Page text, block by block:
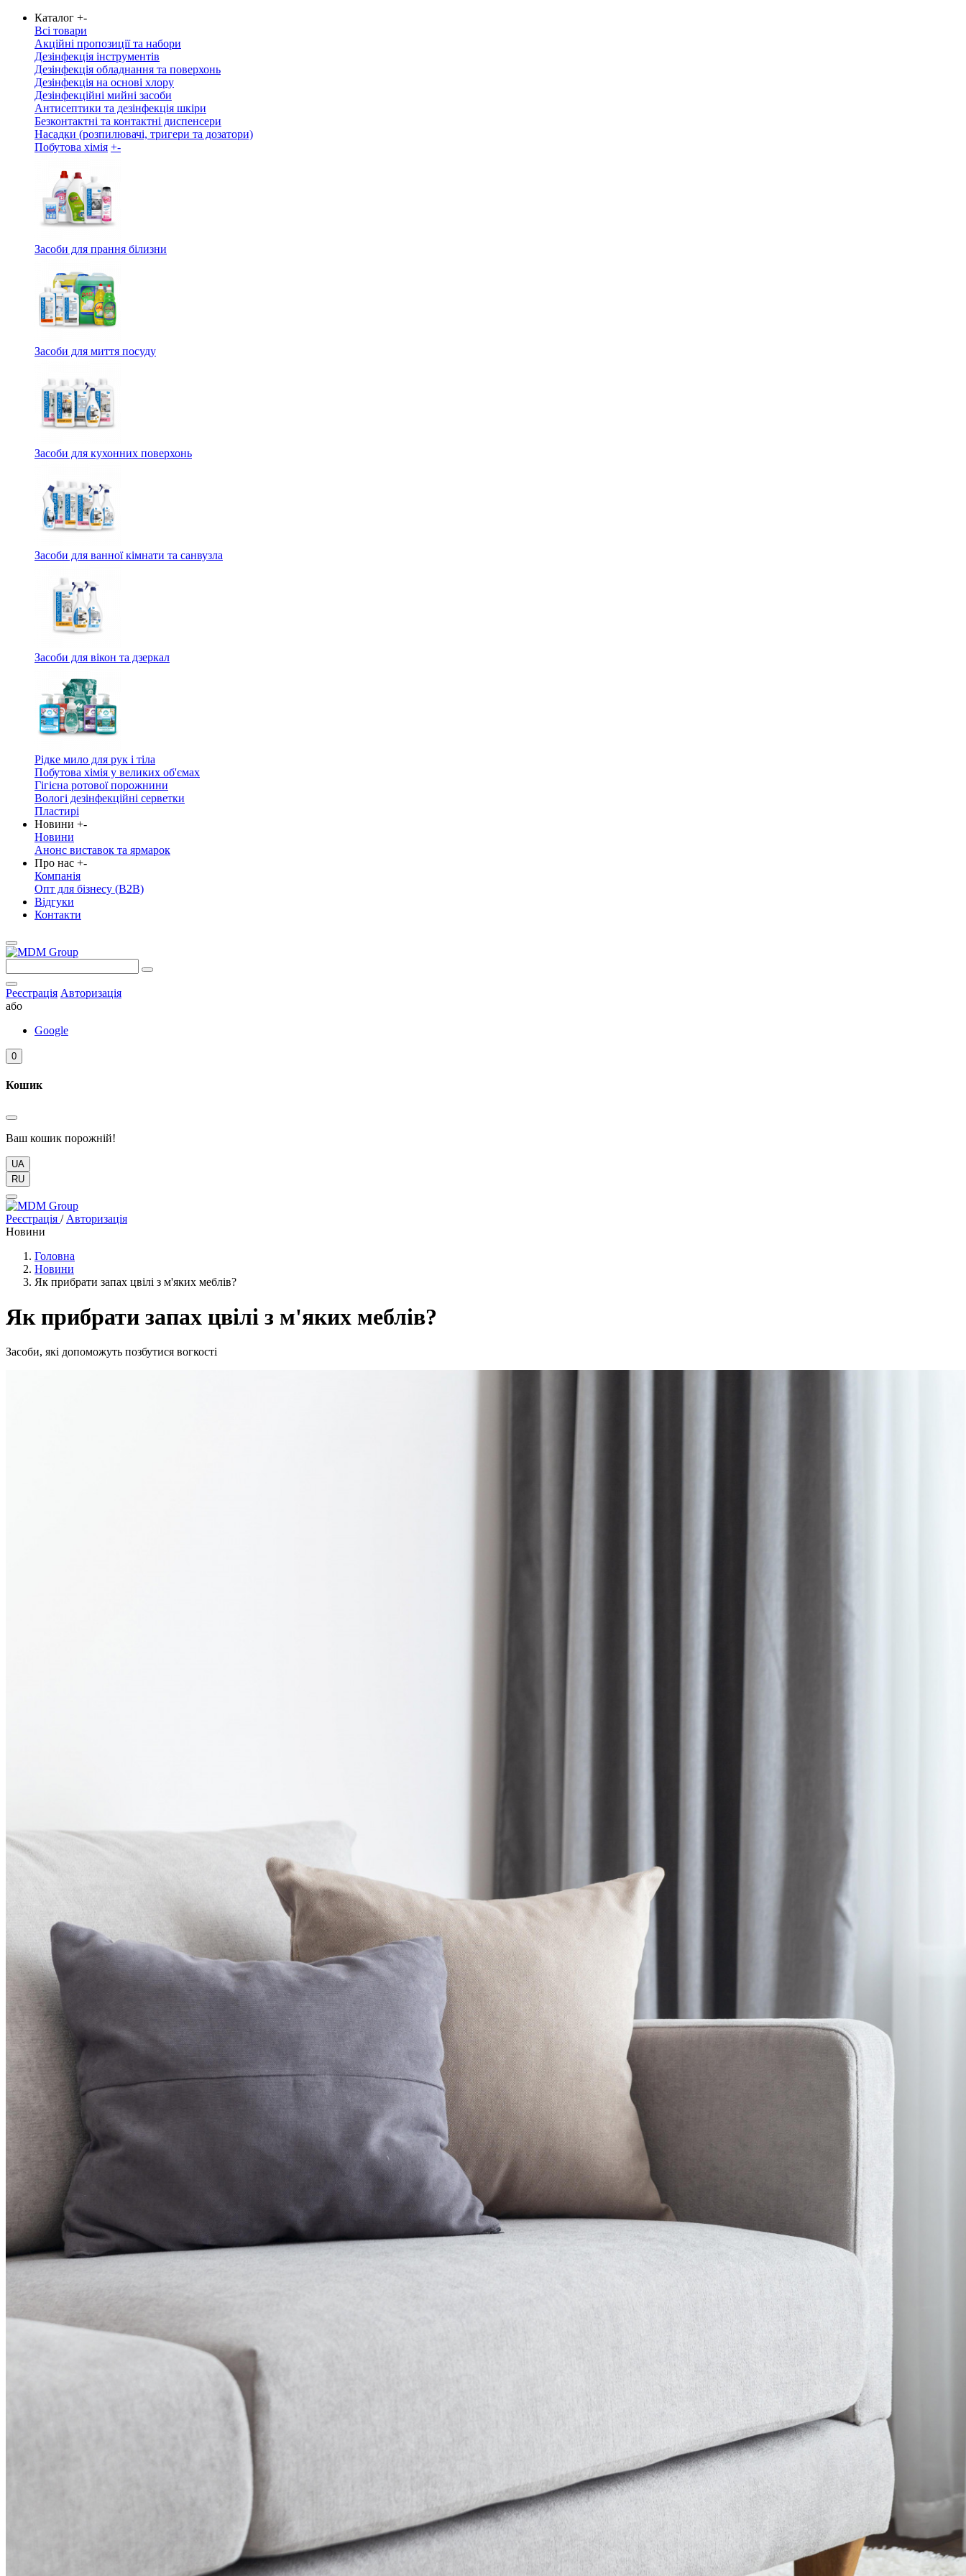
Каталог +-
Всі товари
Акційні пропозиції та набори
Дезінфекція інструментів
Дезінфекція обладнання та поверхонь
Дезінфекція на основі хлору
Дезінфекційні мийні засоби
Антисептики та дезінфекція шкіри
Безконтактні та контактні диспенсери
Насадки (розпилювачі, тригери та дозатори)
Побутова хімія +-
Засоби для прання білизни
Засоби для миття посуду
Засоби для кухонних поверхонь
Засоби для ванної кімнати та санвузла
Засоби для вікон та дзеркал
Рідке мило для рук і тіла
Побутова хімія у великих об'ємах
Гігієна ротової порожнини
Вологі дезінфекційні серветки
Пластирі
Новини +-
Новини
Анонс виставок та ярмарок
Про нас +-
Компанія
Опт для бізнесу (B2B)
Відгуки
Контакти
Реєстрація Авторизація
або
Google
0
Кошик
Ваш кошик порожній!
UA
RU
Реєстрація / Авторизація
Новини
Головна
Новини
Як прибрати запах цвілі з м'яких меблів?
Як прибрати запах цвілі з м'яких меблів?
Засоби, які допоможуть позбутися вогкості